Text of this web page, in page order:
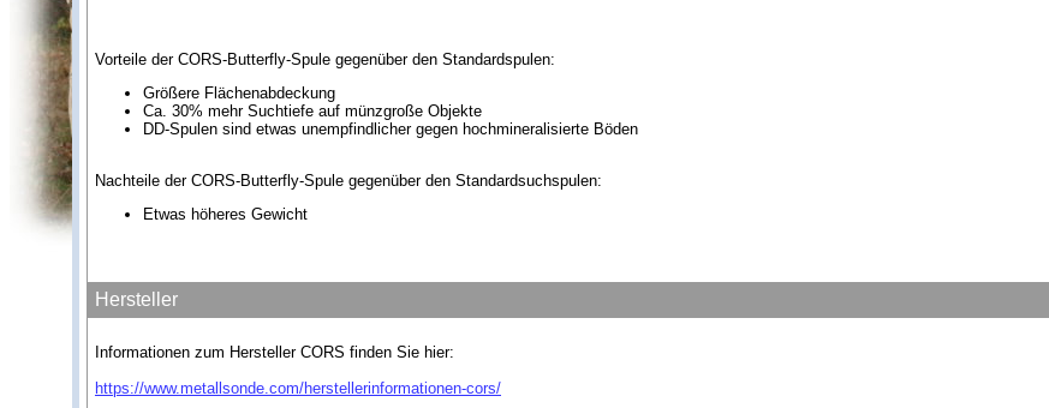
Vorteile der CORS-Butterfly-Spule gegenüber den Standardspulen:
Größere Flächenabdeckung
Ca. 30% mehr Suchtiefe auf münzgroße Objekte
DD-Spulen sind etwas unempfindlicher gegen hochmineralisierte Böden
Nachteile der CORS-Butterfly-Spule gegenüber den Standardsuchspulen:
Etwas höheres Gewicht
Hersteller
Informationen zum Hersteller CORS finden Sie hier:
https://www.metallsonde.com/herstellerinformationen-cors/